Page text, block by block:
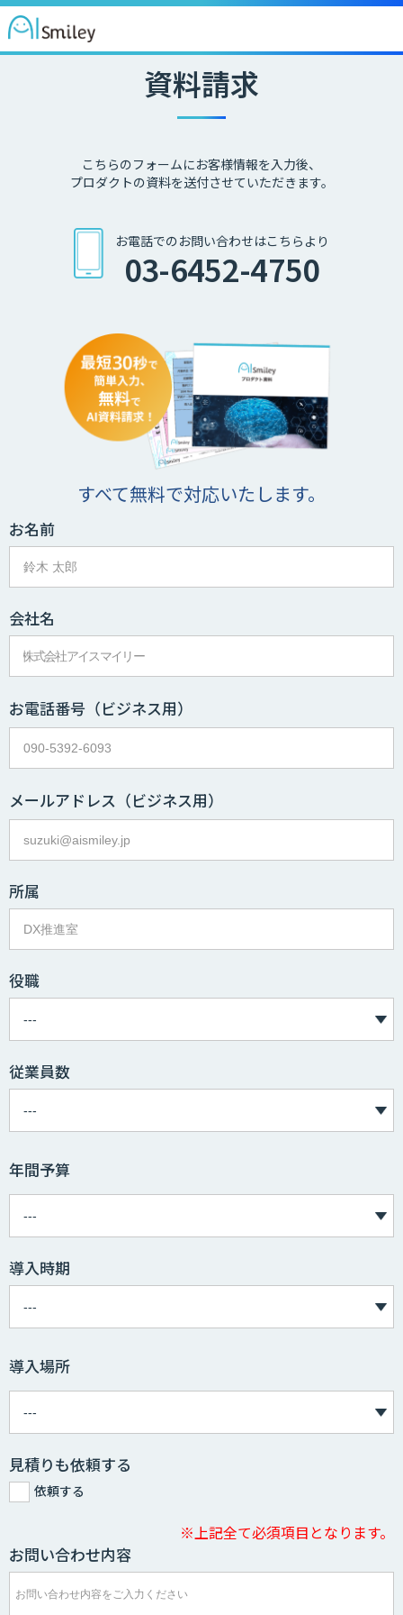
資料請求
こちらのフォームにお客様情報を入力後、
プロダクトの資料を送付させていただきます。
お電話でのお問い合わせはこちらより
03-6452-4750
すべて無料で対応いたします。
お名前
会社名
お電話番号 （ビジネス用）
メールアドレス （ビジネス用）
所属
役職
従業員数
年間予算
導入時期
導入場所
見積りも依頼する
依頼する
※上記全て必須項目となります。
お問い合わせ内容